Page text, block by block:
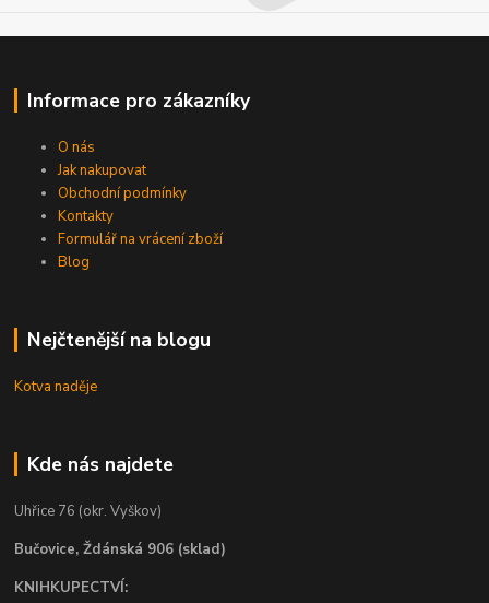
Informace pro zákazníky
O nás
Jak nakupovat
Obchodní podmínky
Kontakty
Formulář na vrácení zboží
Blog
Nejčtenější na blogu
Kotva naděje
Kde nás najdete
Uhřice 76 (okr. Vyškov)
Bučovice, Ždánská 906 (sklad)
KNIHKUPECTVÍ: